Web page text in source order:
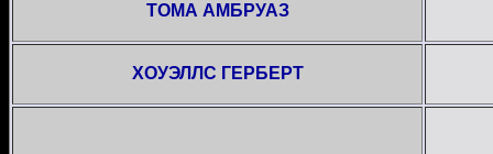
ТОМА АМБРУАЗ
ХОУЭЛЛС ГЕРБЕРТ